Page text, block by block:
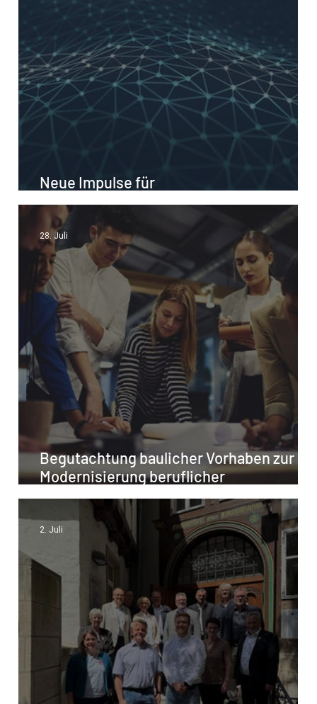
Neue Impulse für
Digitalisierungsberatung im Handwerk
Begutachtung baulicher Vorhaben zur
Modernisierung beruflicher
Bildungsstätten - Werden Sie Teil
unseres Teams!
28. Juli
2. Juli